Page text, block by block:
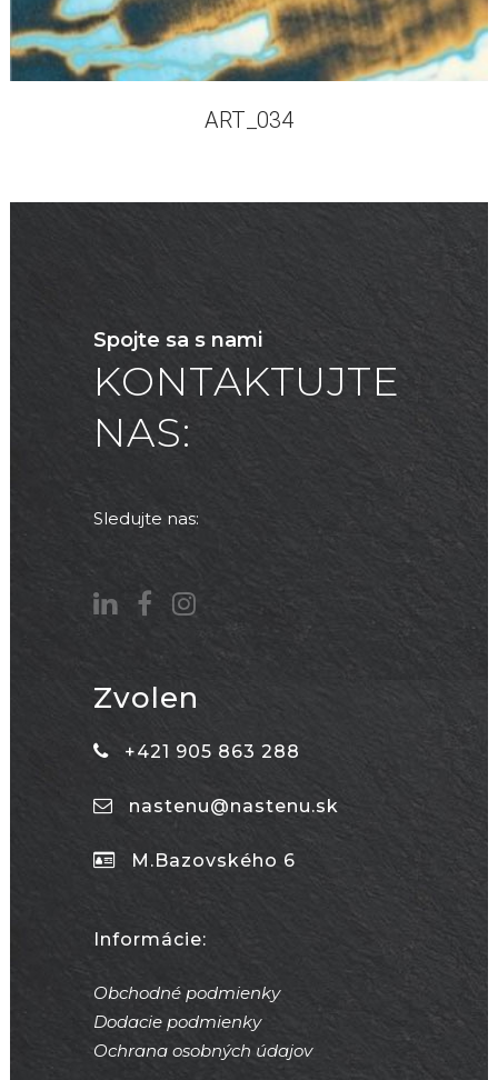
ART_034
Spojte sa s nami
KONTAKTUJTE
NAS:
Sledujte nas:
Zvolen
+421 905 863 288
nastenu@nastenu.sk
M.Bazovského 6
Informácie:
Obchodné podmienky
Dodacie podmienky
Ochrana osobných údajov